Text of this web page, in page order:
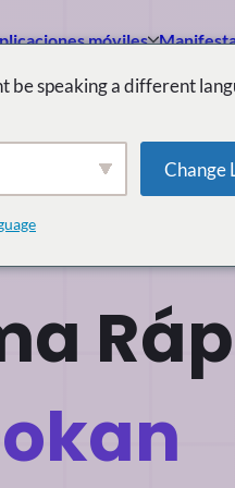
móviles
be speaking a different
Change